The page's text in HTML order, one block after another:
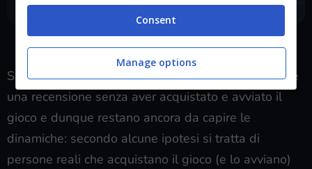
Le IA adesso fanno anche recensioni dei videogiochi: ecco
cosa sta accadendo su Steam (Player.it)
Secondo le regole di Steam non è possibile lasciare
una recensione senza aver acquistato e avviato il
gioco e dunque restano ancora da capire le
dinamiche: secondo alcune ipotesi si tratta di
persone reali che acquistano il gioco (e lo avviano)
Consent
Manage options